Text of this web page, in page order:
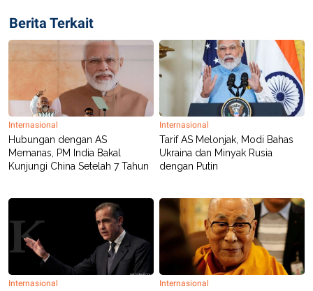
Berita Terkait
Internasional
Hubungan dengan AS
Memanas, PM India Bakal
Kunjungi China Setelah 7 Tahun
Internasional
Tarif AS Melonjak, Modi Bahas
Ukraina dan Minyak Rusia
dengan Putin
Internasional Internasional